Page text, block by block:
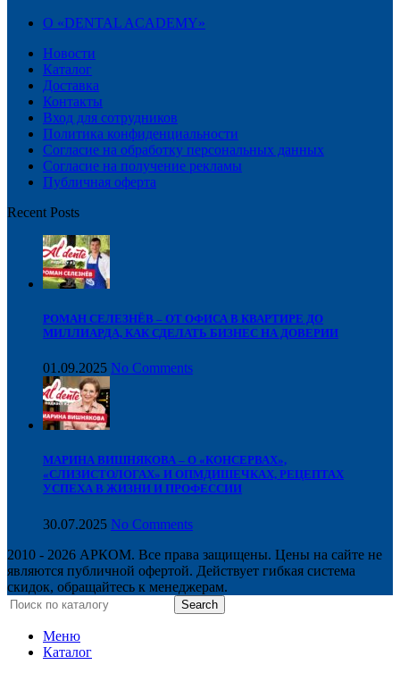
О «DENTAL ACADEMY»
Новости
Каталог
Доставка
Контакты
Вход для сотрудников
Политика конфиденциальности
Согласие на обработку персональных данных
Cогласие на получение рекламы
Публичная оферта
Recent Posts
РОМАН СЕЛЕЗНЁВ – ОТ ОФИСА В КВАРТИРЕ ДО
МИЛЛИАРДА, КАК СДЕЛАТЬ БИЗНЕС НА ДОВЕРИИ
01.09.2025 No Comments
МАРИНА ВИШНЯКОВА – О «КОНСЕРВАХ»,
«СЛИЗИСТОЛОГАХ» И ОПМДИШЕЧКАХ, РЕЦЕПТАХ
УСПЕХА В ЖИЗНИ И ПРОФЕССИИ
30.07.2025 No Comments
2010 - 2026 АРКОМ. Все права защищены. Цены на сайте не
являются публичной офертой. Действует гибкая система
скидок, обращайтесь к менеджерам.
Search
Меню
Каталог